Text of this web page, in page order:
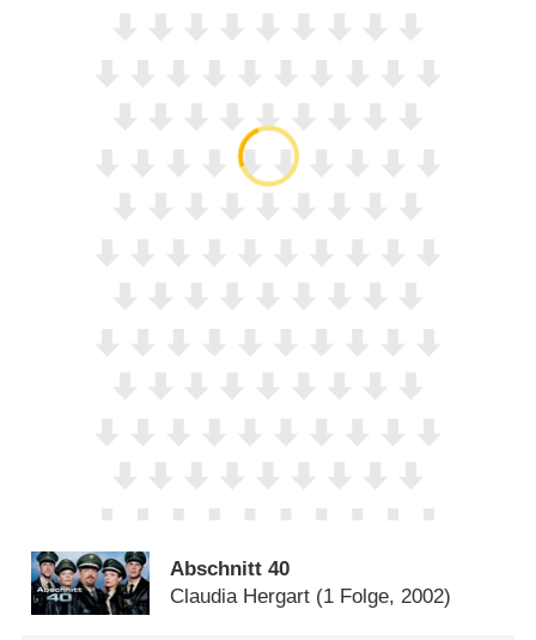
Abschnitt 40
Claudia Hergart (1 Folge, 2002)